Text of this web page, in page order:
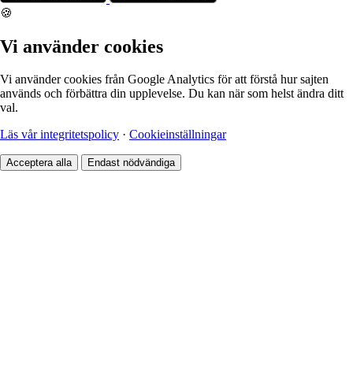
🍪
Vi använder cookies
Vi använder cookies från Google Analytics för att förstå hur sajten
används och förbättra din upplevelse. Du kan när som helst ändra ditt
val.
Läs vår integritetspolicy · Cookieinställningar
Acceptera alla Endast nödvändiga